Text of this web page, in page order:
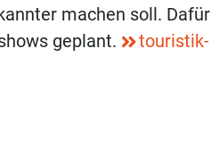
machen soll. Dafür
geplant.
touristik-